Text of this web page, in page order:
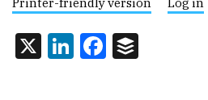
Printer-friendly version Log in
X LinkedIn
Facebook